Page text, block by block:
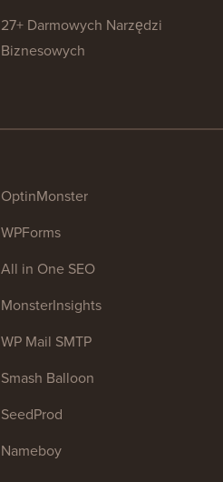
27+ Darmowych Narzędzi
Biznesowych
OptinMonster
WPForms
All in One SEO
MonsterInsights
WP Mail SMTP
Smash Balloon
SeedProd
Nameboy